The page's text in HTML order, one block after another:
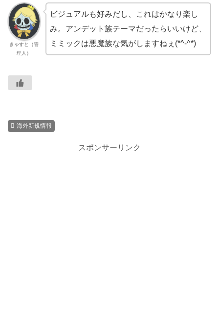
きゃすと（管
理人）
ビジュアルも好みだし、これはかなり楽し
み。アンデット族テーマだったらいいけど、
ミミックは悪魔族な気がしますねぇ(*^-^*)
海外新規情報
スポンサーリンク